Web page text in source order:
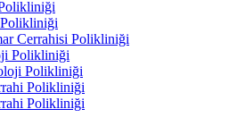
Cerrahisi Polikliniği
Polikliniği
Polikliniği
Polikliniği
Polikliniği